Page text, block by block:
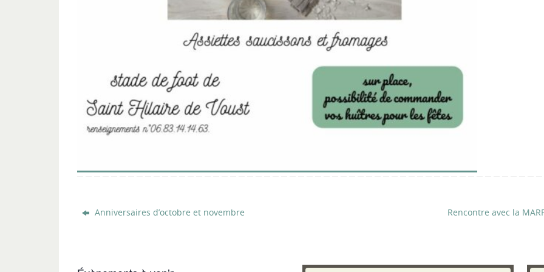
Anniversaires d’octobre et novembre Rencontre avec la